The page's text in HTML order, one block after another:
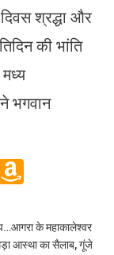
श्रद्धा और
की भांति
भगवान
Telegram
List
के महाकालेश्वर
आस्था का सैलाब, गूंजे